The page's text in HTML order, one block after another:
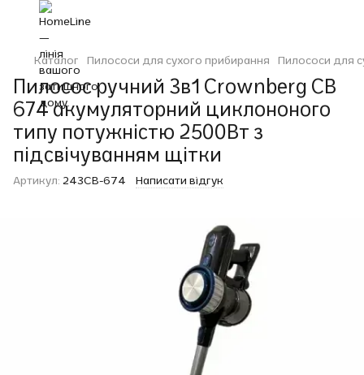
Каталог Пилососи для сухого прибирання Пилососи для
Пилосос ручний 3в1 Crownberg CB
674 акумуляторний циклононого
типу потужністю 2500Вт з
підсвічуванням щітки
Артикул: 243CB-674 Написати відгук